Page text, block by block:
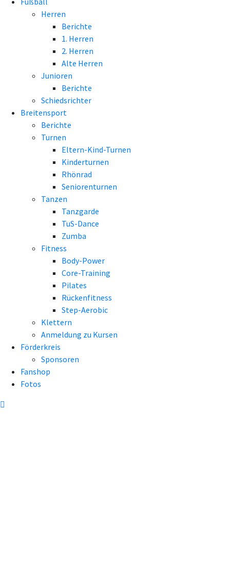
Herren
Berichte
1. Herren
2. Herren
Alte Herren
Junioren
Berichte
Schiedsrichter
Breitensport
Berichte
Turnen
Eltern-Kind-Turnen
Kinderturnen
Rhönrad
Seniorenturnen
Tanzen
Tanzgarde
TuS-Dance
Zumba
Fitness
Body-Power
Core-Training
Pilates
Rückenfitness
Step-Aerobic
Klettern
Anmeldung zu Kursen
Förderkreis
Sponsoren
Fanshop
Fotos